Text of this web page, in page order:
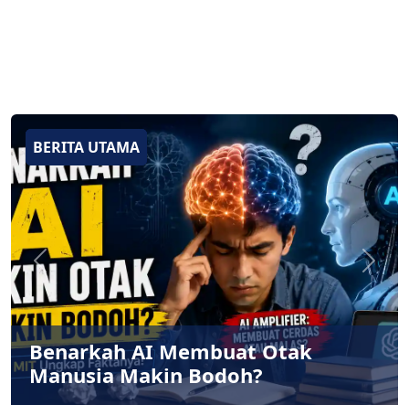
BERITA UTAMA
Benarkah AI Membuat Otak
Manusia Makin Bodoh?
BERITA UTAMA
BERITA UTAMA
BERITA UTAMA
BERITA UTAMA
Previous Next